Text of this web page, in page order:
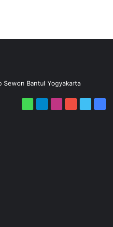
Sewon Bantul Yogyakarta